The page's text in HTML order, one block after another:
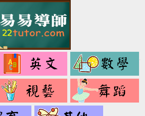
中
文
音
藝
健